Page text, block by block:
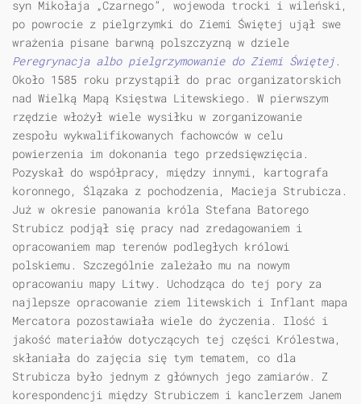
syn Mikołaja „Czarnego”, wojewoda trocki i wileński,
po powrocie z pielgrzymki do Ziemi Świętej ujął swe
wrażenia pisane barwną polszczyzną w dziele
Peregrynacja albo pielgrzymowanie do Ziemi Świętej.
Około 1585 roku przystąpił do prac organizatorskich
nad Wielką Mapą Księstwa Litewskiego. W pierwszym
rzędzie włożył wiele wysiłku w zorganizowanie
zespołu wykwalifikowanych fachowców w celu
powierzenia im dokonania tego przedsięwzięcia.
Pozyskał do współpracy, między innymi, kartografa
koronnego, Ślązaka z pochodzenia, Macieja Strubicza.
Już w okresie panowania króla Stefana Batorego
Strubicz podjął się pracy nad zredagowaniem i
opracowaniem map terenów podległych królowi
polskiemu. Szczególnie zależało mu na nowym
opracowaniu mapy Litwy. Uchodząca do tej pory za
najlepsze opracowanie ziem litewskich i Inflant mapa
Mercatora pozostawiała wiele do życzenia. Ilość i
jakość materiałów dotyczących tej części Królestwa,
skłaniała do zajęcia się tym tematem, co dla
Strubicza było jednym z głównych jego zamiarów. Z
korespondencji między Strubiczem i kanclerzem Janem